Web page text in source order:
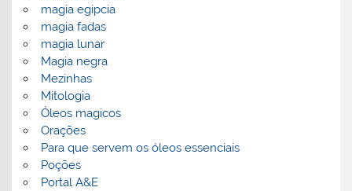
magia egipcia
magia fadas
magia lunar
Magia negra
Mezinhas
Mitologia
Óleos magicos
Orações
Para que servem os óleos essenciais
Poções
Portal A&E